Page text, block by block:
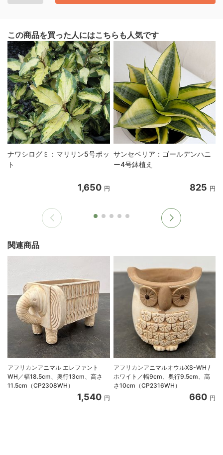
この商品を買った人にはこちらも人気です
ナワシログミ：マリリン5号ポッ
ト
1,650 円
サンセベリア：ゴールデンハニ
ー4号鉢植え
825 円
関連商品
アフリカンアニマル エレファント
WH／幅18.5cm、奥行13cm、高さ
11.5cm（CP2308WH）
1,540 円
アフリカンアニマルオウルXS-WH /
ホワイト／幅9cm、奥行9.5cm、高
さ10cm（CP2316WH）
660 円